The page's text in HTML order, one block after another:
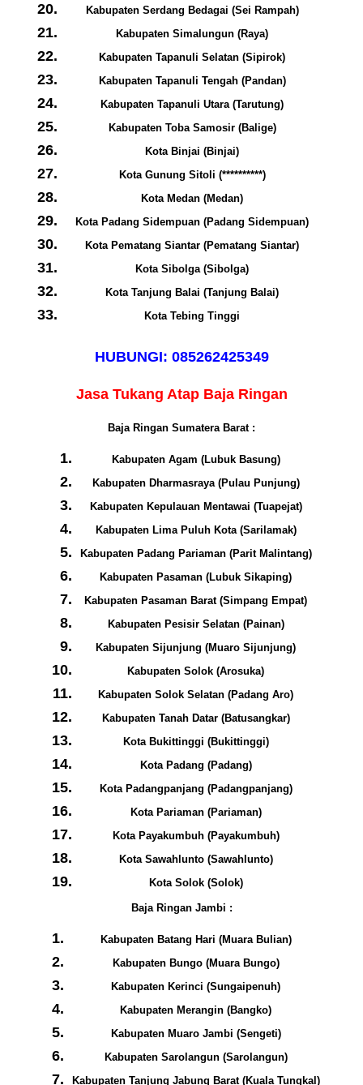
Kabupaten Serdang Bedagai (Sei Rampah)
Kabupaten Simalungun (Raya)
Kabupaten Tapanuli Selatan (Sipirok)
Kabupaten Tapanuli Tengah (Pandan)
Kabupaten Tapanuli Utara (Tarutung)
Kabupaten Toba Samosir (Balige)
Kota Binjai (Binjai)
Kota Gunung Sitoli (**********)
Kota Medan (Medan)
Kota Padang Sidempuan (Padang Sidempuan)
Kota Pematang Siantar (Pematang Siantar)
Kota Sibolga (Sibolga)
Kota Tanjung Balai (Tanjung Balai)
Kota Tebing Tinggi
HUBUNGI: 085262425349
Jasa Tukang Atap Baja Ringan
Baja Ringan Sumatera Barat :
Kabupaten Agam (Lubuk Basung)
Kabupaten Dharmasraya (Pulau Punjung)
Kabupaten Kepulauan Mentawai (Tuapejat)
Kabupaten Lima Puluh Kota (Sarilamak)
Kabupaten Padang Pariaman (Parit Malintang)
Kabupaten Pasaman (Lubuk Sikaping)
Kabupaten Pasaman Barat (Simpang Empat)
Kabupaten Pesisir Selatan (Painan)
Kabupaten Sijunjung (Muaro Sijunjung)
Kabupaten Solok (Arosuka)
Kabupaten Solok Selatan (Padang Aro)
Kabupaten Tanah Datar (Batusangkar)
Kota Bukittinggi (Bukittinggi)
Kota Padang (Padang)
Kota Padangpanjang (Padangpanjang)
Kota Pariaman (Pariaman)
Kota Payakumbuh (Payakumbuh)
Kota Sawahlunto (Sawahlunto)
Kota Solok (Solok)
Baja Ringan Jambi :
Kabupaten Batang Hari (Muara Bulian)
Kabupaten Bungo (Muara Bungo)
Kabupaten Kerinci (Sungaipenuh)
Kabupaten Merangin (Bangko)
Kabupaten Muaro Jambi (Sengeti)
Kabupaten Sarolangun (Sarolangun)
Kabupaten Tanjung Jabung Barat (Kuala Tungkal)